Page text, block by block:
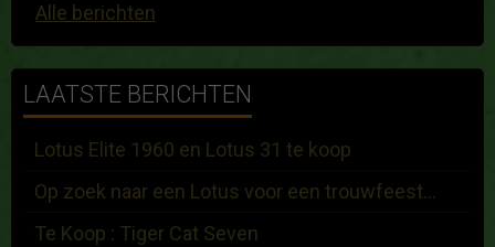
Alle berichten
LAATSTE BERICHTEN
Lotus Elite 1960 en Lotus 31 te koop
Op zoek naar een Lotus voor een trouwfeest...
Te Koop : Tiger Cat Seven